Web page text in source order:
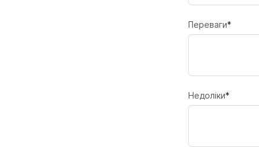
Переваги*
Недоліки*